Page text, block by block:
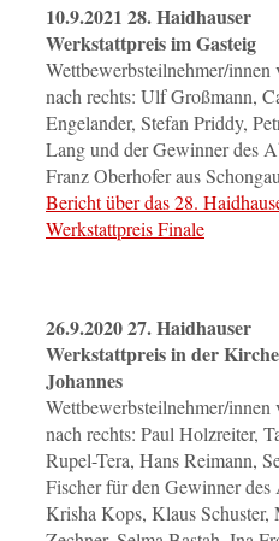
10.9.2021 28. Haidhauser
Werkstattpreis im Gasteig
Wettbewerbsteilnehmer/innen
nach rechts: Ulf Großmann,
Engelander, Stefan Priddy,
Lang und der Gewinner des
Franz Oberhofer aus
Bericht über das 28.
Werkstattpreis Finale
26.9.2020 27. Haidhauser
Werkstattpreis in der
Johannes
Wettbewerbsteilnehmer/innen
nach rechts: Paul Holzreiter,
Rupel-Tera, Hans Reimann,
Fischer für den Gewinner des
Krisha Kops, Klaus Schuster,